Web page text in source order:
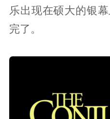
乐出现在硕大的银
完了。